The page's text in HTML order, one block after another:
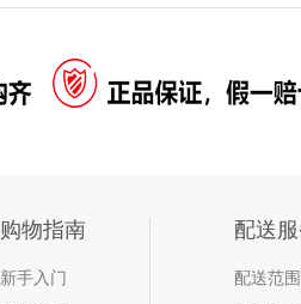
购物指南
新手入门
配送
配送范围